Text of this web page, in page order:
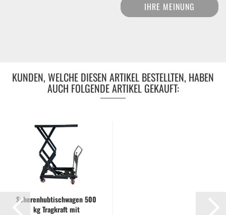
IHRE MEINUNG
KUNDEN, WELCHE DIESEN ARTIKEL BESTELLTEN, HABEN
AUCH FOLGENDE ARTIKEL GEKAUFT:
Scherenhubtischwagen 500
kg Tragkraft mit